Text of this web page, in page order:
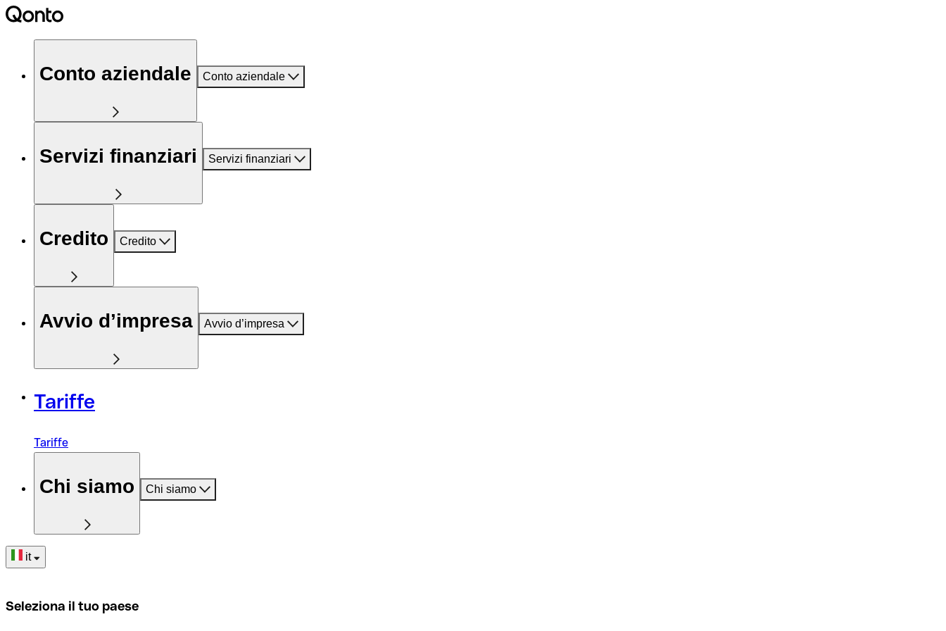
Conto aziendale Conto aziendale
Servizi finanziari Servizi finanziari
Credito Credito
Avvio d’impresa Avvio d’impresa
Tariffe
Tariffe
Chi siamo Chi siamo
it
Seleziona il tuo paese